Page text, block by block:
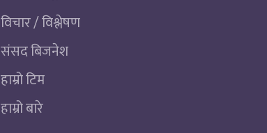
विचार / विश्लेषण
संसद बिजनेश
हाम्रो टिम
हाम्रो बारे